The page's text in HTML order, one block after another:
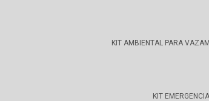
KIT AMBIENTAL PARA
KIT